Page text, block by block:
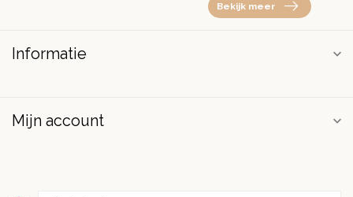
Bekijk meer
Informatie
Mijn account